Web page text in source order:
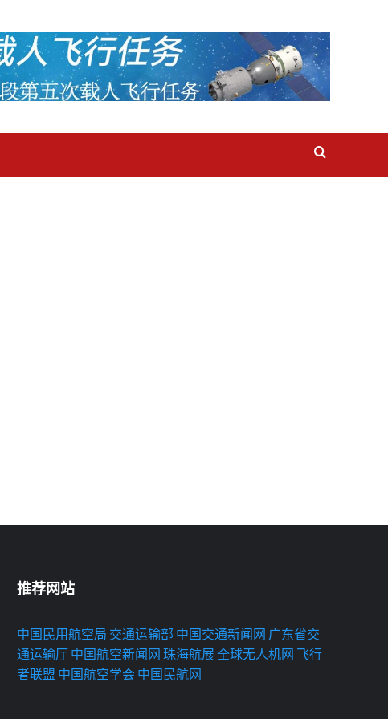
推荐网站
中国民用航空局 交通运输部 中国交通新闻网 广东省交
通运输厅 中国航空新闻网 珠海航展全球无人机网 飞行
者联盟 中国航空学会 中国民航网